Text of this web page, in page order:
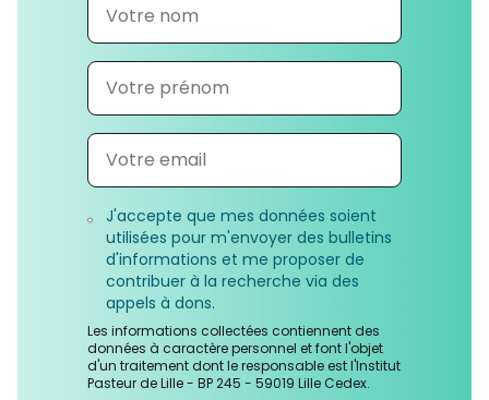
J'accepte que mes données soient
utilisées pour m'envoyer des bulletins
d'informations et me proposer de
contribuer à la recherche via des
appels à dons.
Les informations collectées contiennent des
données à caractère personnel et font l'objet
d'un traitement dont le responsable est l'Institut
Pasteur de Lille - BP 245 - 59019 Lille Cedex.